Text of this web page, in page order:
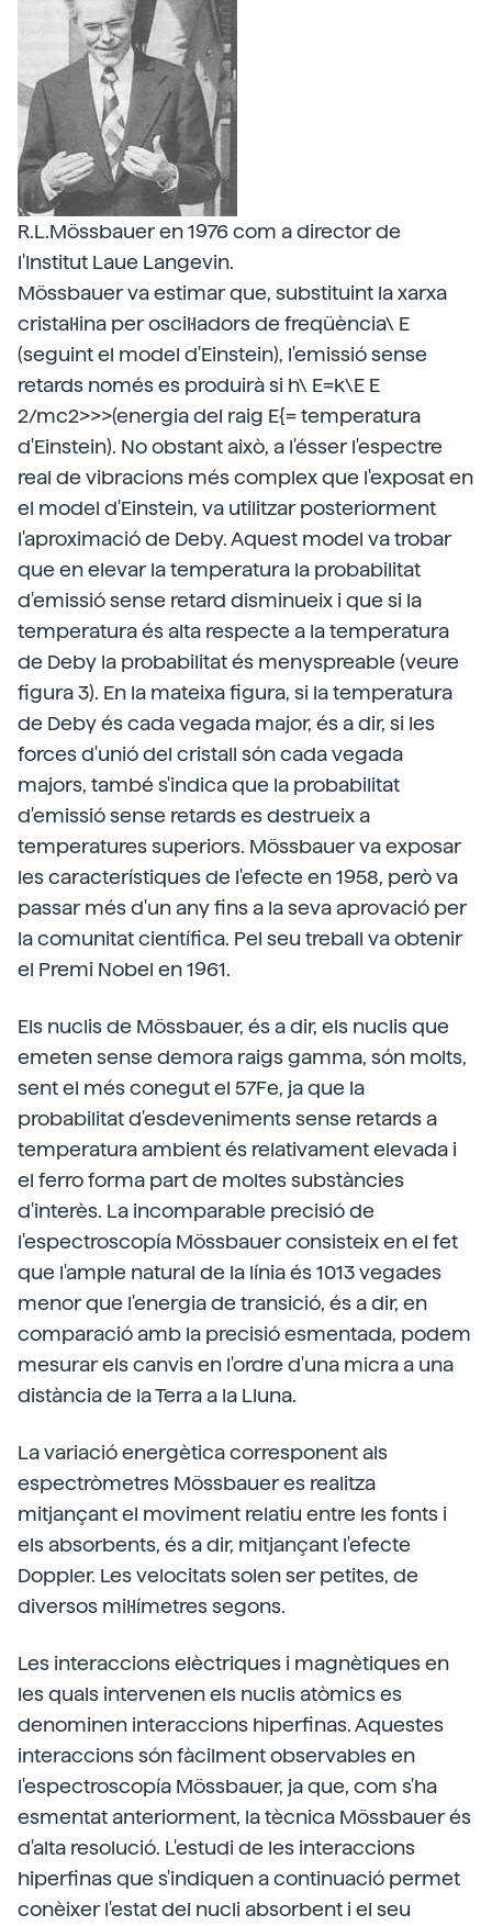
R.L.Mössbauer en 1976 com a director de
l'Institut Laue Langevin.
Mössbauer va estimar que, substituint la xarxa
cristal·lina per oscil·ladors de freqüència\ E
(seguint el model d'Einstein), l'emissió sense
retards només es produirà si h\ E=k\E E
2/mc2>>>(energia del raig E{= temperatura
d'Einstein). No obstant això, a l'ésser l'espectre
real de vibracions més complex que l'exposat en
el model d'Einstein, va utilitzar posteriorment
l'aproximació de Deby. Aquest model va trobar
que en elevar la temperatura la probabilitat
d'emissió sense retard disminueix i que si la
temperatura és alta respecte a la temperatura
de Deby la probabilitat és menyspreable (veure
figura 3). En la mateixa figura, si la temperatura
de Deby és cada vegada major, és a dir, si les
forces d'unió del cristall són cada vegada
majors, també s'indica que la probabilitat
d'emissió sense retards es destrueix a
temperatures superiors. Mössbauer va exposar
les característiques de l'efecte en 1958, però va
passar més d'un any fins a la seva aprovació per
la comunitat científica. Pel seu treball va obtenir
el Premi Nobel en 1961.
Els nuclis de Mössbauer, és a dir, els nuclis que
emeten sense demora raigs gamma, són molts,
sent el més conegut el 57Fe, ja que la
probabilitat d'esdeveniments sense retards a
temperatura ambient és relativament elevada i
el ferro forma part de moltes substàncies
d'interès. La incomparable precisió de
l'espectroscopía Mössbauer consisteix en el fet
que l'ample natural de la línia és 1013 vegades
menor que l'energia de transició, és a dir, en
comparació amb la precisió esmentada, podem
mesurar els canvis en l'ordre d'una micra a una
distància de la Terra a la Lluna.
La variació energètica corresponent als
espectròmetres Mössbauer es realitza
mitjançant el moviment relatiu entre les fonts i
els absorbents, és a dir, mitjançant l'efecte
Doppler. Les velocitats solen ser petites, de
diversos mil·límetres segons.
Les interaccions elèctriques i magnètiques en
les quals intervenen els nuclis atòmics es
denominen interaccions hiperfinas. Aquestes
interaccions són fàcilment observables en
l'espectroscopía Mössbauer, ja que, com s'ha
esmentat anteriorment, la tècnica Mössbauer és
d'alta resolució. L'estudi de les interaccions
hiperfinas que s'indiquen a continuació permet
conèixer l'estat del nucli absorbent i el seu